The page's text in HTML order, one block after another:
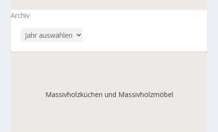
Archiv
Massivholzküchen und Massivholzmöbel